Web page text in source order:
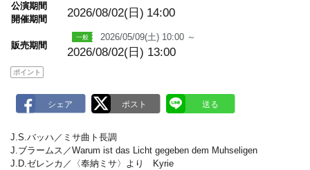
公演期間
開催期間
2026/08/02(日) 14:00
販売期間
2026/05/09(土) 10:00 ～
2026/08/02(日) 13:00
ポイント
J.S.バッハ／ミサ曲ト長調
J.ブラームス／Warum ist das Licht gegeben dem Muhseligen
J.D.ゼレンカ／〈奉納ミサ〉より Kyrie